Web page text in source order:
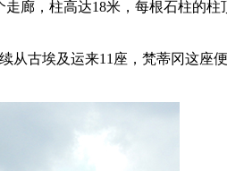
廊，柱高达18米，每根石柱的
古埃及运来11座，梵蒂冈这